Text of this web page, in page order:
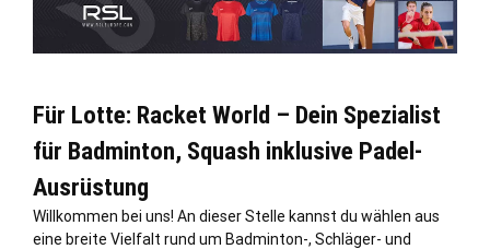
Für Lotte: Racket World – Dein Spezialist
für Badminton, Squash inklusive Padel-
Ausrüstung
Willkommen bei uns! An dieserStelle kannst du wählen aus
eine breite Vielfalt rund um Badminton-, Schläger- und